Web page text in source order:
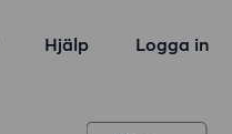
Hjälp Logga in